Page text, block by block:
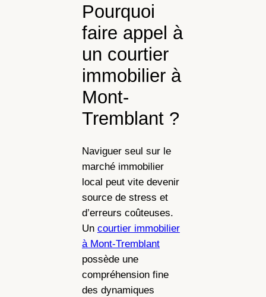
Pourquoi
faire appel à
un courtier
immobilier à
Mont-
Tremblant ?
Naviguer seul sur le
marché immobilier
local peut vite devenir
source de stress et
d’erreurs coûteuses.
Un courtier immobilier
à Mont-Tremblant
possède une
compréhension fine
des dynamiques